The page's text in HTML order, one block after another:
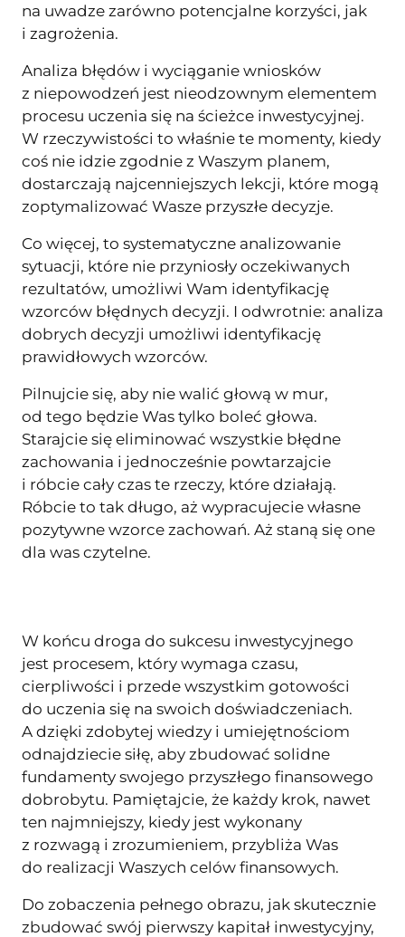
na uwadze zarówno potencjalne korzyści, jak
i zagrożenia.
Analiza błędów i wyciąganie wniosków
z niepowodzeń jest nieodzownym elementem
procesu uczenia się na ścieżce inwestycyjnej.
W rzeczywistości to właśnie te momenty, kiedy
coś nie idzie zgodnie z Waszym planem,
dostarczają najcenniejszych lekcji, które mogą
zoptymalizować Wasze przyszłe decyzje.
Co więcej, to systematyczne analizowanie
sytuacji, które nie przyniosły oczekiwanych
rezultatów, umożliwi Wam identyfikację
wzorców błędnych decyzji. I odwrotnie: analiza
dobrych decyzji umożliwi identyfikację
prawidłowych wzorców.
Pilnujcie się, aby nie walić głową w mur,
od tego będzie Was tylko boleć głowa.
Starajcie się eliminować wszystkie błędne
zachowania i jednocześnie powtarzajcie
i róbcie cały czas te rzeczy, które działają.
Róbcie to tak długo, aż wypracujecie własne
pozytywne wzorce zachowań. Aż staną się one
dla was czytelne.
W końcu droga do sukcesu inwestycyjnego
jest procesem, który wymaga czasu,
cierpliwości i przede wszystkim gotowości
do uczenia się na swoich doświadczeniach.
A dzięki zdobytej wiedzy i umiejętnościom
odnajdziecie siłę, aby zbudować solidne
fundamenty swojego przyszłego finansowego
dobrobytu. Pamiętajcie, że każdy krok, nawet
ten najmniejszy, kiedy jest wykonany
z rozwagą i zrozumieniem, przybliża Was
do realizacji Waszych celów finansowych.
Do zobaczenia pełnego obrazu, jak skutecznie
zbudować swój pierwszy kapitał inwestycyjny,